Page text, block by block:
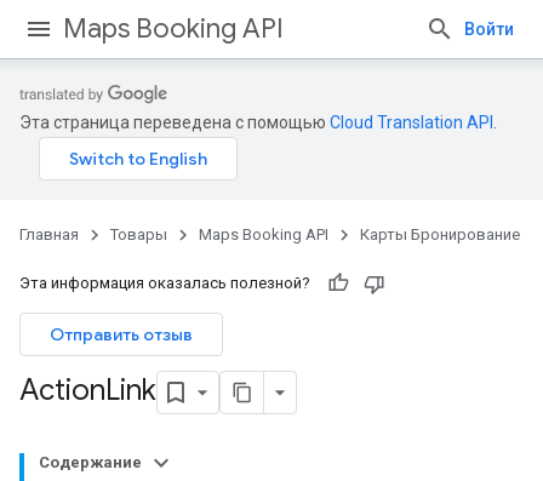
Maps Booking API Войти
Эта страница переведена с помощью Cloud Translation API
Главная Товары Maps Booking API Карты Бронирование
Эта информация оказалась полезной?
Отправить отзыв
ActionLink
Содержание